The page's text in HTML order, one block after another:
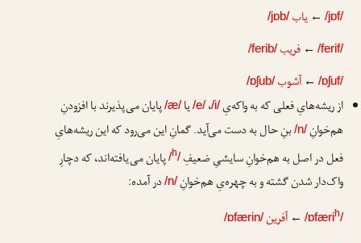
/jɒf/
←یاب /jɒb/
/ferif/
←فریب/ferib/
/ɒʃuf/
←آشوب /ɒʃub/
از ریشه‌هایِ فعلی که به واکه‌یِ/i/،/e/یا/æ/پایان می‌پذیرند با افزودنِ
هم‌خوانِ/n/بنِ حال به دست می‌آید. گمانِ این می‌رود که این ریشه‌هایِ
فعل در اصل به هم‌خوانِ سایشیِ ضعیفِ
/h/
پایان می‌یافته‌اند، که دچارِ
واک‌دار شدن گشته و به چهره‌یِ هم‌خوانِ/n/در آمده:
/ɒfærih/
←آفرین/ɒfærin/